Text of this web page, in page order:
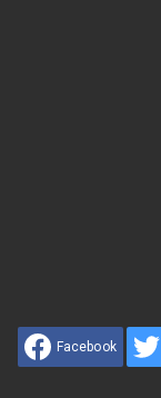
Facebook